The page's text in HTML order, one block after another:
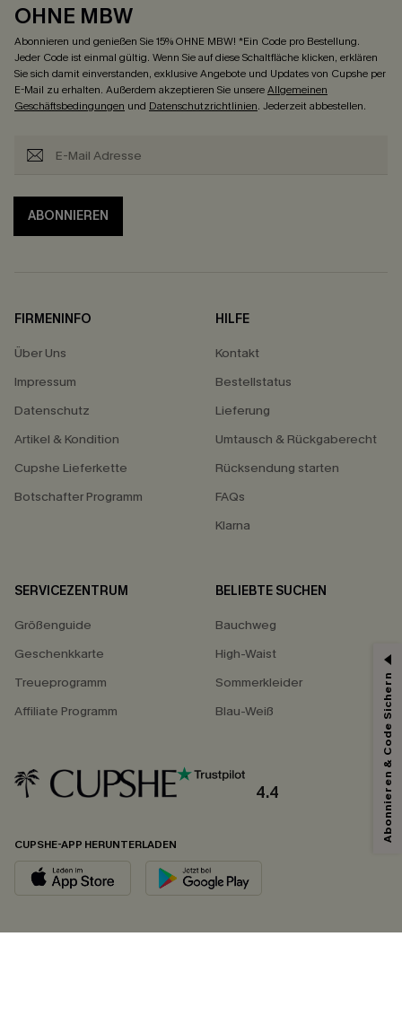
OHNE MBW
Abonnieren und genießen Sie 15% OHNE MBW! *Ein Code pro Bestellung.
Jeder Code ist einmal gültig. Wenn Sie auf diese Schaltfläche klicken, erklären
Sie sich damit einverstanden, exklusive Angebote und Updates von Cupshe per
E-Mail zu erhalten. Außerdem akzeptieren Sie unsereAllgemeinen
Geschäftsbedingungen und Datenschutzrichtlinien. Jederzeit abbestellen.
ABONNIEREN
FIRMENINFO
Über Uns
Impressum
Datenschutz
Artikel & Kondition
Cupshe Lieferkette
Botschafter Programm
HILFE
Kontakt
Bestellstatus
Lieferung
Umtausch & Rückgaberecht
Rücksendung starten
FAQs
Klarna
SERVICEZENTRUM
Größenguide
Geschenkkarte
Treueprogramm
Affiliate Programm
BELIEBTE SUCHEN
Bauchweg
High-Waist
Sommerkleider
Blau-Weiß
4.4
CUPSHE-APP HERUNTERLADEN
Abonnieren & Code Sichern